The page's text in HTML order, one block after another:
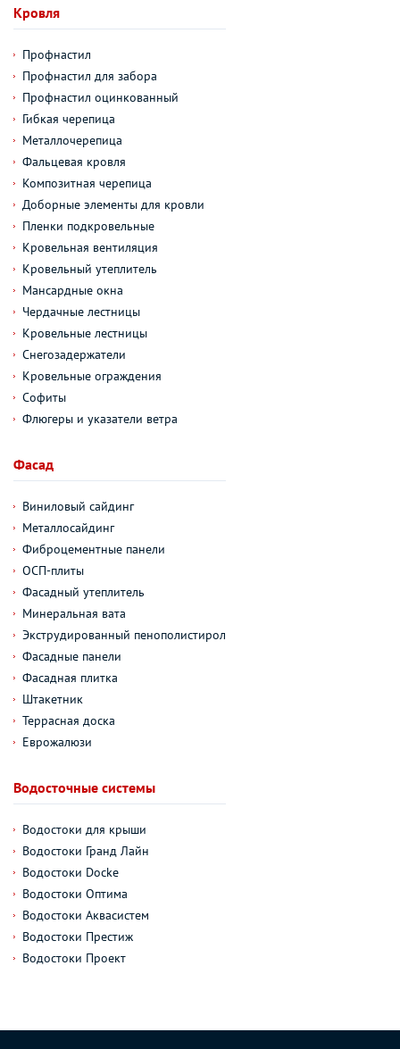
Кровля
Профнастил
Профнастил для забора
Профнастил оцинкованный
Гибкая черепица
Металлочерепица
Фальцевая кровля
Композитная черепица
Доборные элементы для кровли
Пленки подкровельные
Кровельная вентиляция
Кровельный утеплитель
Мансардные окна
Чердачные лестницы
Кровельные лестницы
Снегозадержатели
Кровельные ограждения
Софиты
Флюгеры и указатели ветра
Фасад
Виниловый сайдинг
Металлосайдинг
Фиброцементные панели
ОСП-плиты
Фасадный утеплитель
Минеральная вата
Экструдированный пенополистирол
Фасадные панели
Фасадная плитка
Штакетник
Террасная доска
Еврожалюзи
Водосточные системы
Водостоки для крыши
Водостоки Гранд Лайн
Водостоки Docke
Водостоки Оптима
Водостоки Аквасистем
Водостоки Престиж
Водостоки Проект